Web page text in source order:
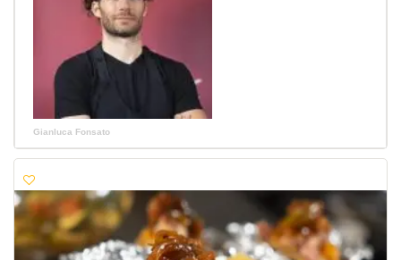
Gianluca Fonsato